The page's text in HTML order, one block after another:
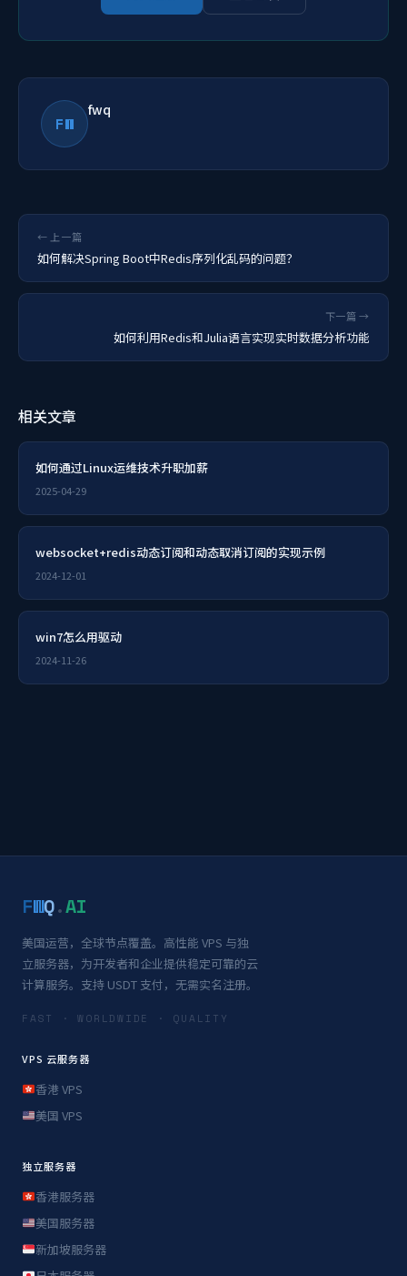
FW
fwq
← 上一篇
如何解决Spring Boot中Redis序列化乱码的问题？
下一篇 →
如何利用Redis和Julia语言实现实时数据分析功能
相关文章
如何通过Linux运维技术升职加薪
2025-04-29
websocket+redis动态订阅和动态取消订阅的实现示例
2024-12-01
win7怎么用驱动
2024-11-26
FWQ.AI
美国运营，全球节点覆盖。高性能 VPS 与独
立服务器，为开发者和企业提供稳定可靠的云
计算服务。支持 USDT 支付，无需实名注册。
FAST · WORLDWIDE · QUALITY
VPS 云服务器
香港 VPS
美国 VPS
独立服务器
香港服务器
美国服务器
新加坡服务器